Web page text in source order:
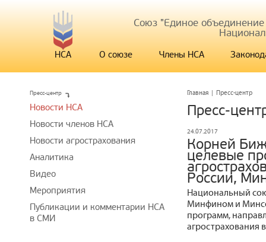
Союз "Единое
НСА О союзе Члены НСА
Главная | Пресс-центр
Пресс-
24.07.2017
Корней
целевые
России,
Национальный
Минфином и
программ,
агрострахования
Пресс-центр
Новости НСА
Новости членов НСА
Новости агрострахования
Аналитика
Видео
Мероприятия
Публикации и комментарии НСА
в СМИ